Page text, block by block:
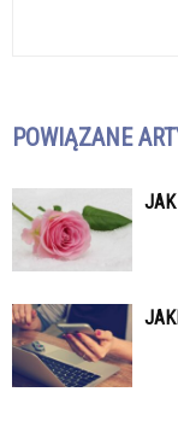
POWIĄZANE
JAK